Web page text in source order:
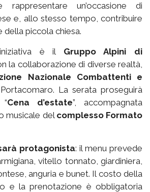
rappresentare un’occasione di
e, allo stesso tempo, contribuire
della piccola chiesa.
è il Gruppo Alpini di
la collaborazione di diverse realtà,
Nazionale Combattenti e
La serata proseguirà
Cena d’estate”, accompagnata
musicale del complesso Formato
protagonista: il menu prevede
vitello tonnato, giardiniera,
anguria e bunet. Il costo della
e la prenotazione è obbligatoria